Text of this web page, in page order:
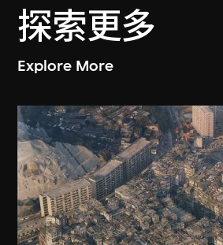
探索更多
Explore More